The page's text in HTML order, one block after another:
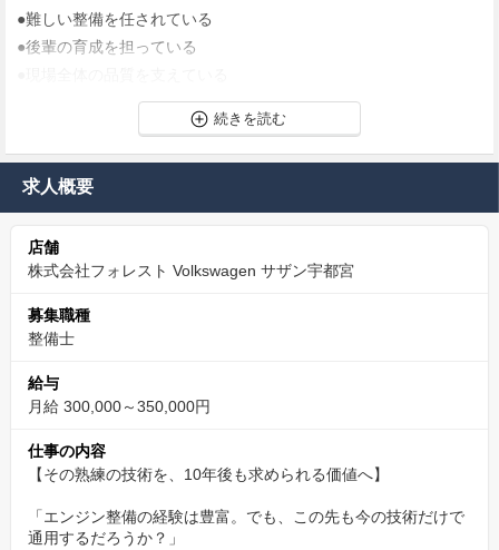
●難しい整備を任されている
●後輩の育成を担っている
こうした“見えにくい価値”まで評価対象とすることで、
経験を積んできた方ほど納得感を持って働ける環境を整えていま
す。
「頑張っているのに評価が変わらない」
そんな違和感を感じてきた方にこそ、実感していただきたい仕組
✅平均年間75万円。成果が収入に直結する評価制度
整備士にも店舗目標の達成に応じたインセンティブを支給してい
ます。
＜実績データ＞
・最高支給額：年間138万円
求人概要
店舗
株式会社フォレスト Volkswagen サザン宇都宮
募集職種
整備士
給与
月給 300,000～350,000円
仕事の内容
【その熟練の技術を、10年後も求められる価値へ】
「エンジン整備の経験は豊富。でも、この先も今の技術だけで
通用するだろうか？」